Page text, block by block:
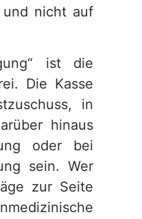
und nicht auf
ist die
Die Kasse
in
hinaus
oder bei
sein. Wer
zur Seite